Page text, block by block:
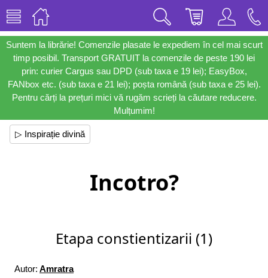
Suntem la librărie! Comenzile plasate le expediem în cel mai scurt
timp posibil. Transport GRATUIT la comenzile de peste 190 lei
prin: curier Cargus sau DPD (sub taxa e 19 lei); EasyBox,
FANbox etc. (sub taxa e 21 lei); poșta română (sub taxa e 25 lei).
Pentru cărți la prețuri mici vă rugăm scrieți la căutare reducere.
Mulțumim!
▷ Inspirație divină
Incotro?
Etapa constientizarii (1)
Autor: Amratra